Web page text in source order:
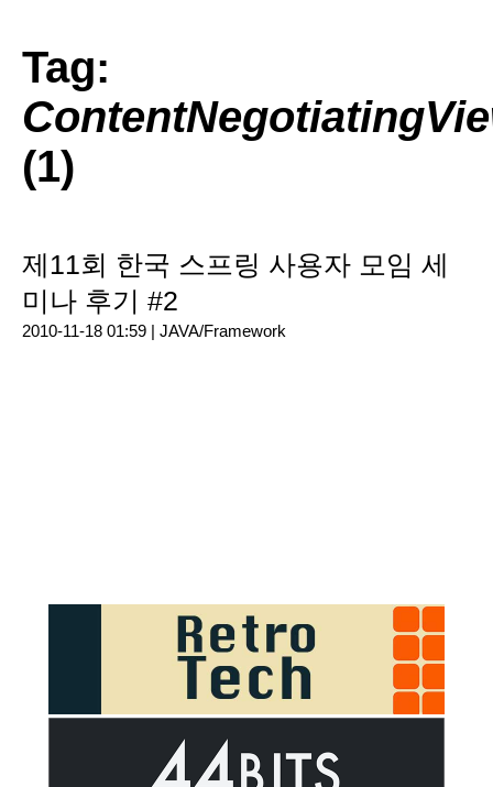
Tag:
(1)
제11회 한국 스프링 사용자 모임 세
미나 후기 #2
2010-11-18 01:59 | JAVA/Framework